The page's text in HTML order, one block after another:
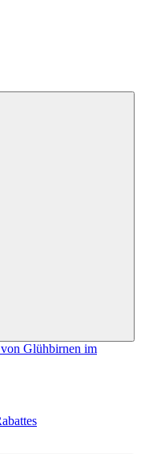
von Glühbirnen im